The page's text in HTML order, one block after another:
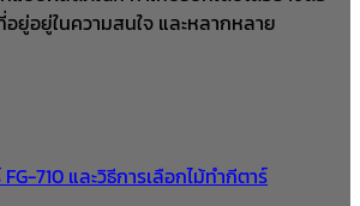
ยู่อยู่ในความสนใจ และหลากหลาย
710 และวิธีการเลือกไม้ทำกีตาร์